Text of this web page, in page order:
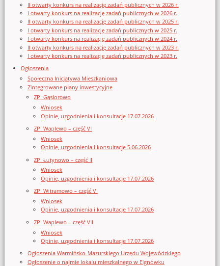
II otwarty konkurs na realizację zadań publicznych w 2026 r.
I otwarty konkurs na realizację zadań publicznych w 2026 r.
II otwarty konkurs na realizację zadań publicznych w 2025 r.
I otwarty konkurs na realizację zadań publicznych w 2025 r.
I otwarty konkurs na realizację zadań publicznych w 2024 r.
II otwarty konkurs na realizację zadań publicznych w 2023 r.
I otwarty konkurs na realizację zadań publicznych w 2023 r.
Ogłoszenia
Społeczna Inicjatywa Mieszkaniowa
Zintegrowane plany inwestycyjne
ZPI Gąsiorowo
Wniosek
Opinie, uzgodnienia i konsultacje 17.07.2026
ZPI Waplewo – część VI
Wniosek
Opinie, uzgodnienia i konsultacje 5.06.2026
ZPI Łutynowo – część II
Wniosek
Opinie, uzgodnienia i konsultacje 17.07.2026
ZPI Witramowo – część VI
Wniosek
Opinie, uzgodnienia i konsultacje 17.07.2026
ZPI Waplewo – część VII
Wniosek
Opinie, uzgodnienia i konsultacje 17.07.2026
Ogłoszenia Warmińsko-Mazurskiego Urzędu Wojewódzkiego
Ogłoszenie o najmie lokalu mieszkalnego w Elgnówku